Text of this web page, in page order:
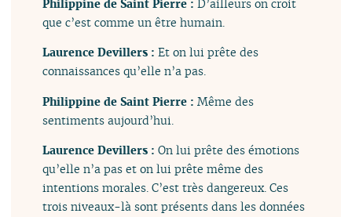
Philippine de Saint Pierre :D’ailleurs on croit
que c’est comme un être humain.
Laurence Devillers :Et on lui prête des
connaissances qu’elle n’a pas.
Philippine de Saint Pierre :Même des
sentiments aujourd’hui.
Laurence Devillers :On lui prête des émotions
qu’elle n’a pas et on lui prête même des
intentions morales. C’est très dangereux. Ces
trois niveaux-là sont présents dans les données